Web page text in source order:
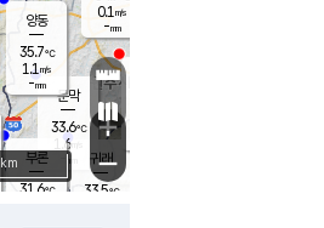
문막
33.6℃
1.6m/s
mm
부론
31.6℃
양동
35.7℃
1.1m/s
-mm
귀래
33.5℃
0.1 m/s
-mm
+
−